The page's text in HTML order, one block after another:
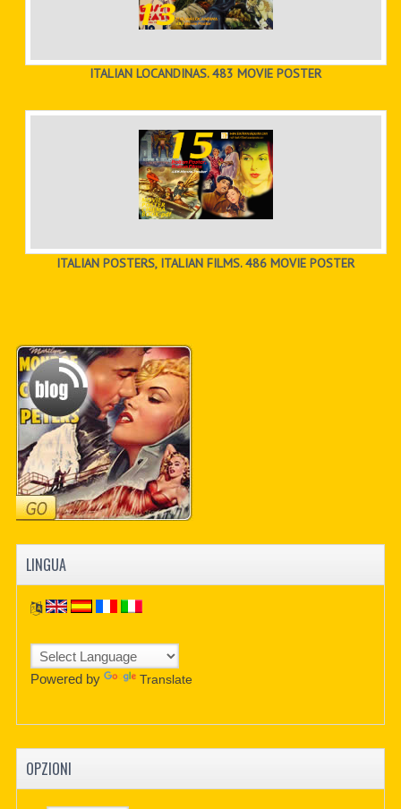
ITALIAN LOCANDINAS. 483 MOVIE POSTER
ITALIAN POSTERS, ITALIAN FILMS. 486 MOVIE POSTER
LINGUA
Powered by Translate
OPZIONI